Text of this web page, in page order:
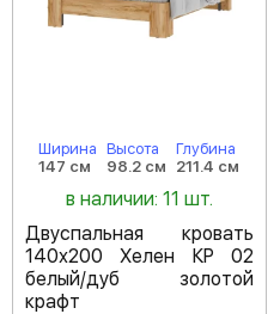
Ширина
147 см
Высота
98.2 см
Глубина
211.4 см
в наличии: 11 шт.
Двуспальная кровать
140х200 Хелен КР 02
белый/дуб золотой
крафт